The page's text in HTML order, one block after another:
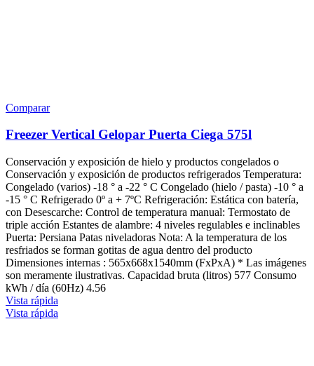
Comparar
Freezer Vertical Gelopar Puerta Ciega 575l
Conservación y exposición de hielo y productos congelados o
Conservación y exposición de productos refrigerados Temperatura:
Congelado (varios) -18 ° a -22 ° C Congelado (hielo / pasta) -10 ° a
-15 ° C Refrigerado 0º a + 7ºC Refrigeración: Estática con batería,
con Desescarche: Control de temperatura manual: Termostato de
triple acción Estantes de alambre: 4 niveles regulables e inclinables
Puerta: Persiana Patas niveladoras Nota: A la temperatura de los
resfriados se forman gotitas de agua dentro del producto
Dimensiones internas : 565x668x1540mm (FxPxA) * Las imágenes
son meramente ilustrativas. Capacidad bruta (litros) 577 Consumo
kWh / día (60Hz) 4.56
Vista rápida
Vista rápida